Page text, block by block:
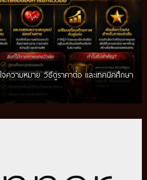
ใจความหมาย วิธีดูราคาต่อ และเทคนิคศึกษา
ศึกษาข้อมูลก่อนติดตามการแข่งขัน พร้อม
2026